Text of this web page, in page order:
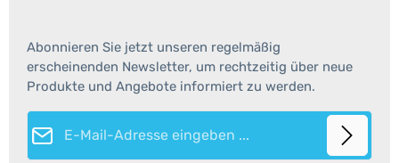
Abonnieren Sie jetzt unseren regelmäßig
erscheinenden Newsletter, um rechtzeitig über neue
Produkte und Angebote informiert zu werden.
E-Mail-Adresse*